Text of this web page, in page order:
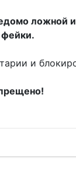
ложной
фейки.
и